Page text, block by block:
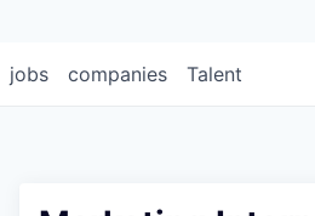
jobs companies Talent